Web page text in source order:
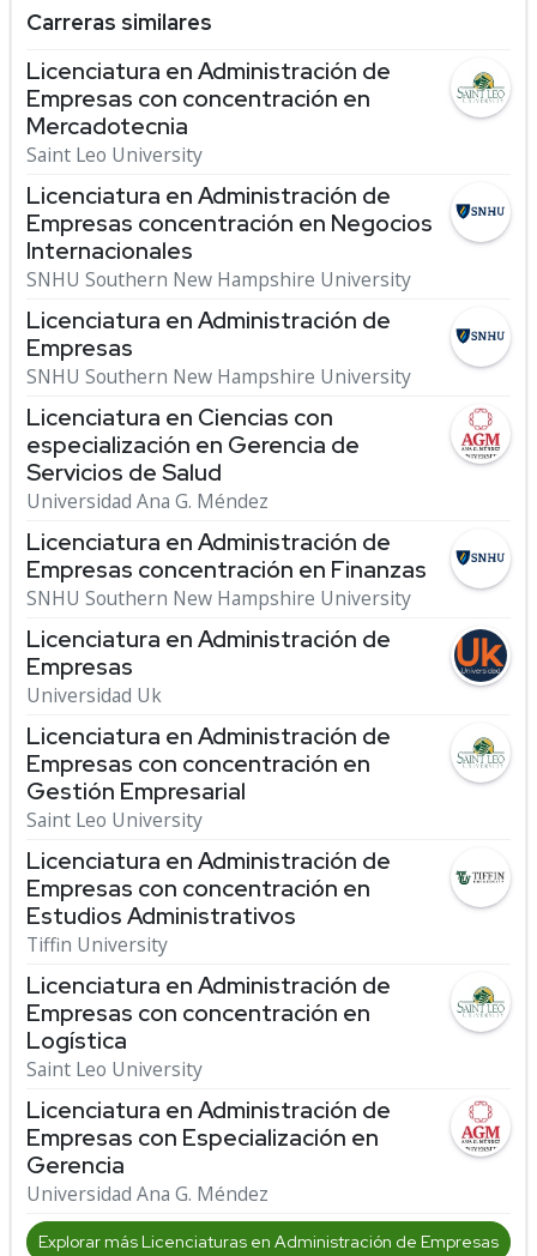
Carreras similares
Licenciatura en Administración de
Empresas con concentración en
Mercadotecnia
Saint Leo University
Licenciatura en Administración de
Empresas concentración en Negocios
Internacionales
SNHU Southern New Hampshire University
Licenciatura en Administración de
Empresas
SNHU Southern New Hampshire University
Licenciatura en Ciencias con
especialización en Gerencia de
Servicios de Salud
Universidad Ana G. Méndez
Licenciatura en Administración de
Empresas concentración en Finanzas
SNHU Southern New Hampshire University
Licenciatura en Administración de
Empresas
Universidad Uk
Licenciatura en Administración de
Empresas con concentración en
Gestión Empresarial
Saint Leo University
Licenciatura en Administración de
Empresas con concentración en
Estudios Administrativos
Tiffin University
Licenciatura en Administración de
Empresas con concentración en
Logística
Saint Leo University
Licenciatura en Administración de
Empresas con Especialización en
Gerencia
Universidad Ana G. Méndez
Explorar más Licenciaturas en Administración de Empresas